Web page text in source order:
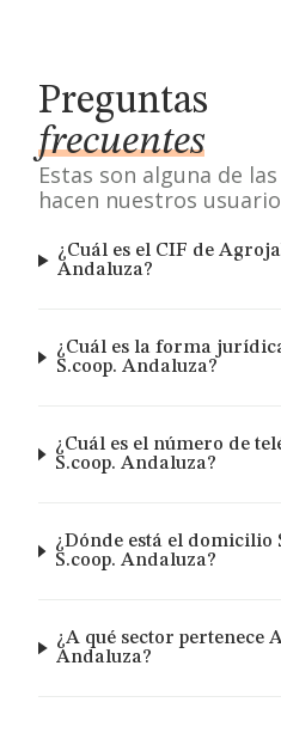
Preguntas
frecuentes
Estas son alguna de
hacen nuestros
¿Cuál es el CIF de
Andaluza?
¿Cuál es la forma
S.coop. Andaluza?
¿Cuál es el número de
S.coop. Andaluza?
¿Dónde está el domicilio
S.coop. Andaluza?
¿A qué sector pertenece
Andaluza?